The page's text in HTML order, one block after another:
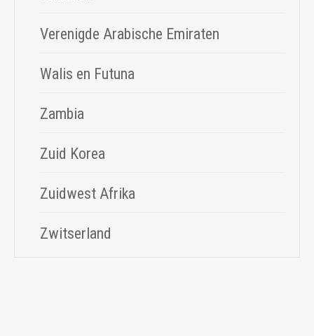
Verenigde Arabische Emiraten
Walis en Futuna
Zambia
Zuid Korea
Zuidwest Afrika
Zwitserland